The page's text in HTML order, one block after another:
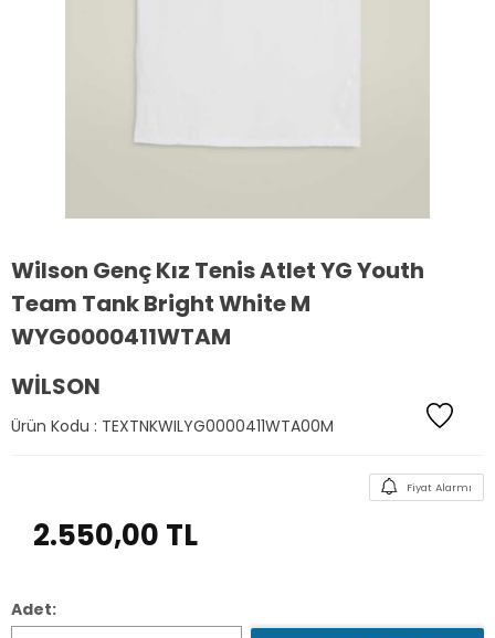
Wilson Genç Kız Tenis Atlet YG Youth
Team Tank Bright White M
WYG0000411WTAM
WILSON
Ürün Kodu : TEXTNKWILYG0000411WTA00M
Fiyat Alarmı
2.550,00 TL
Adet: